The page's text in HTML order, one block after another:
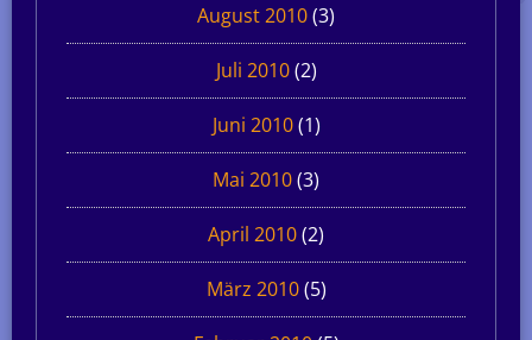
August 2010(3)
Juli 2010(2)
Juni 2010(1)
Mai 2010(3)
April 2010(2)
März 2010(5)